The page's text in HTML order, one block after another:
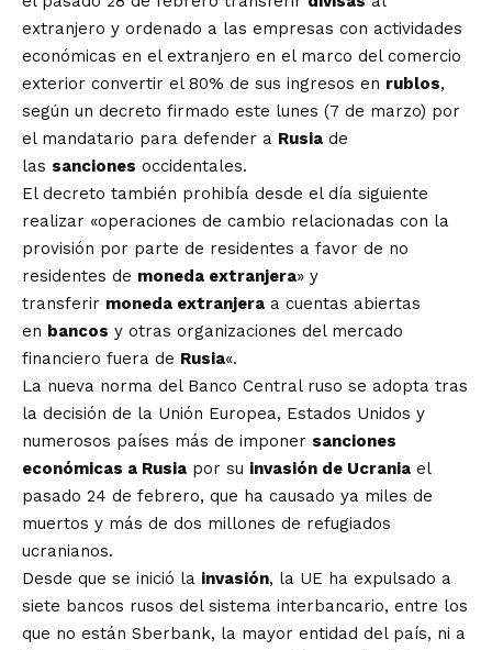
extranjero y ordenado a las empresas con actividades
económicas en el extranjero en el marco del comercio
exterior convertir el 80% de sus ingresos en rublos,
según un decreto firmado este lunes (7 de marzo) por
el mandatario para defender a Rusia de
las sanciones occidentales.
El decreto también prohibía desde el día siguiente
realizar «operaciones de cambio relacionadas con la
provisión por parte de residentes a favor de no
residentes de moneda extranjera» y
transferir moneda extranjera a cuentas abiertas
en bancos y otras organizaciones del mercado
financiero fuera de Rusia«.
La nueva norma del Banco Central ruso se adopta tras
la decisión de la Unión Europea, Estados Unidos y
numerosos países más de imponer sanciones
económicas a Rusia por su invasión de Ucrania el
pasado 24 de febrero, que ha causado ya miles de
muertos y más de dos millones de refugiados
ucranianos.
Desde que se inició la invasión, la UE ha expulsado a
siete bancos rusos del sistema interbancario, entre los
que no están Sberbank, la mayor entidad del país, ni a